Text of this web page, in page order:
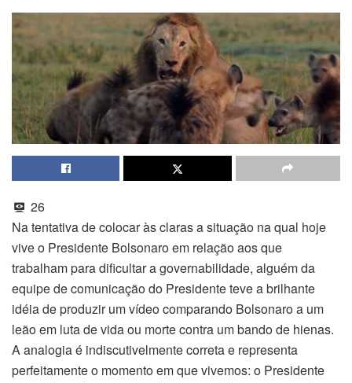
26
Na tentativa de colocar às claras a situação na qual hoje
vive o Presidente Bolsonaro em relação aos que
trabalham para dificultar a governabilidade, alguém da
equipe de comunicação do Presidente teve a brilhante
idéia de produzir um vídeo comparando Bolsonaro a um
leão em luta de vida ou morte contra um bando de hienas.
A analogia é indiscutivelmente correta e representa
perfeitamente o momento em que vivemos: o Presidente